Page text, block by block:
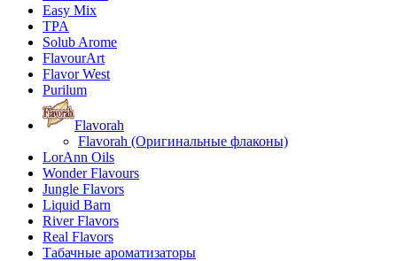
Easy Mix
TPA
Solub Arome
FlavourArt
Flavor West
Purilum
Flavorah
Flavorah (Оригинальные флаконы)
LorAnn Oils
Wonder Flavours
Jungle Flavors
Liquid Barn
River Flavors
Real Flavors
Табачные ароматизаторы